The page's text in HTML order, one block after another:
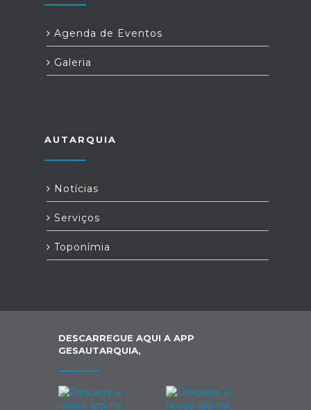
Agenda de Eventos
Galeria
AUTARQUIA
Notícias
Serviços
Toponímia
DESCARREGUE AQUI A APP
GESAUTARQUIA,